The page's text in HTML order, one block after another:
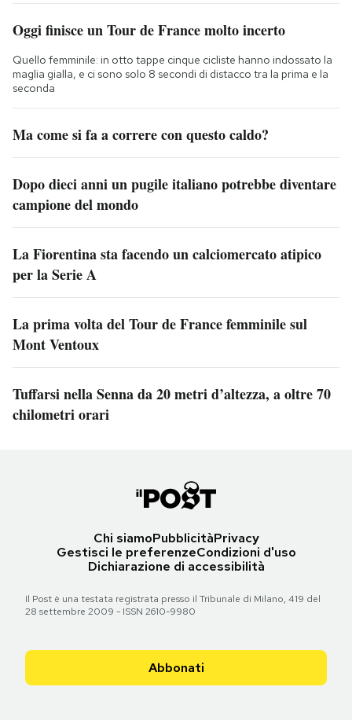
Oggi finisce un Tour de France molto incerto
Quello femminile: in otto tappe cinque cicliste hanno indossato la
maglia gialla, e ci sono solo 8 secondi di distacco tra la prima e la
seconda
Ma come si fa a correre con questo caldo?
Dopo dieci anni un pugile italiano potrebbe diventare
campione del mondo
La Fiorentina sta facendo un calciomercato atipico
per la Serie A
La prima volta del Tour de France femminile sul
Mont Ventoux
Tuffarsi nella Senna da 20 metri d’altezza, a oltre 70
chilometri orari
Chi siamoPubblicitàPrivacy
Gestisci le preferenzeCondizioni d'uso
Dichiarazione di accessibilità
Il Post è una testata registrata presso il Tribunale di Milano, 419 del
28 settembre 2009 - ISSN 2610-9980
Abbonati